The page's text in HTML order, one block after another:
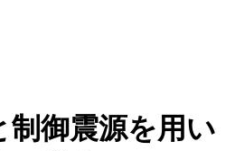
制御震源を用い